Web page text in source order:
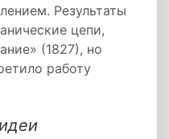
Результаты
цепи,
(1827), но
работу